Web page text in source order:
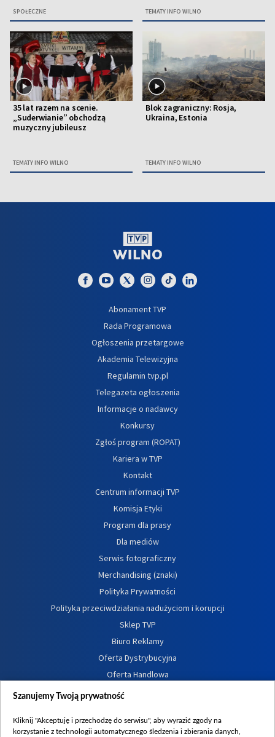
SPOŁECZNE TEMATY INFO WILNO
35 lat razem na scenie.
„Suderwianie” obchodzą
muzyczny jubileusz
TEMATY INFO WILNO
Blok zagraniczny: Rosja,
Ukraina, Estonia
TEMATY INFO WILNO
Abonament TVP
Rada Programowa
Ogłoszenia przetargowe
Akademia Telewizyjna
Regulamin tvp.pl
Telegazeta ogłoszenia
Informacje o nadawcy
Konkursy
Zgłoś program (ROPAT)
Kariera w TVP
Kontakt
Centrum informacji TVP
Komisja Etyki
Program dla prasy
Dla mediów
Serwis fotograficzny
Merchandising (znaki)
Polityka Prywatności
Polityka przeciwdziałania nadużyciom i korupcji
Sklep TVP
Biuro Reklamy
Oferta Dystrybucyjna
Oferta Handlowa
Dostępność
Procedura zgłoszeń wewnętrznych
Szanujemy Twoją prywatność
Kliknij "Akceptuję i przechodzę do serwisu", aby wyrazić zgody na
korzystanie z technologii automatycznego śledzenia i zbierania danych,